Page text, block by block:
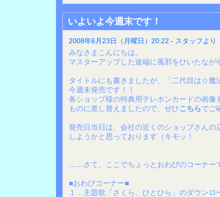
いよいよ今週末です！
2008年6月23日（月曜日）20:22 - スタッフより
みなさまこんにちは。
マスターアップした途端に風邪をひいたな
タイトルにも書きましたが、「二代目は☆魔
今週末発売です！！
各ショップ様の特典用テレホンカードの画像
ものに差し替えましたので、ぜひこちらでご
発売日当日は、会社の近くのショップさんの
しようかと思っております（キモッ！
……さて、ここでちょっとおわびのコーナー
■おわびコーナー■
１．主題歌「さくら、ひとひら」のダウン